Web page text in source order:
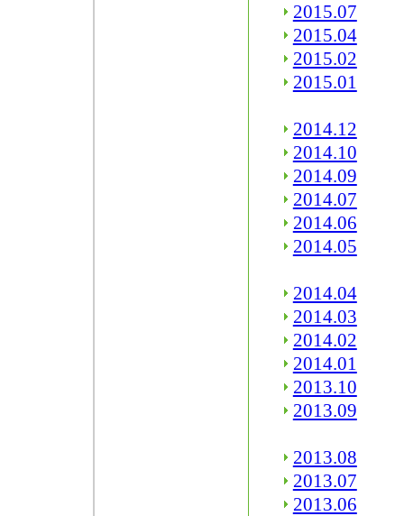
2015.07
2015.04
2015.02
2015.01
2014.12
2014.10
2014.09
2014.07
2014.06
2014.05
2014.04
2014.03
2014.02
2014.01
2013.10
2013.09
2013.08
2013.07
2013.06